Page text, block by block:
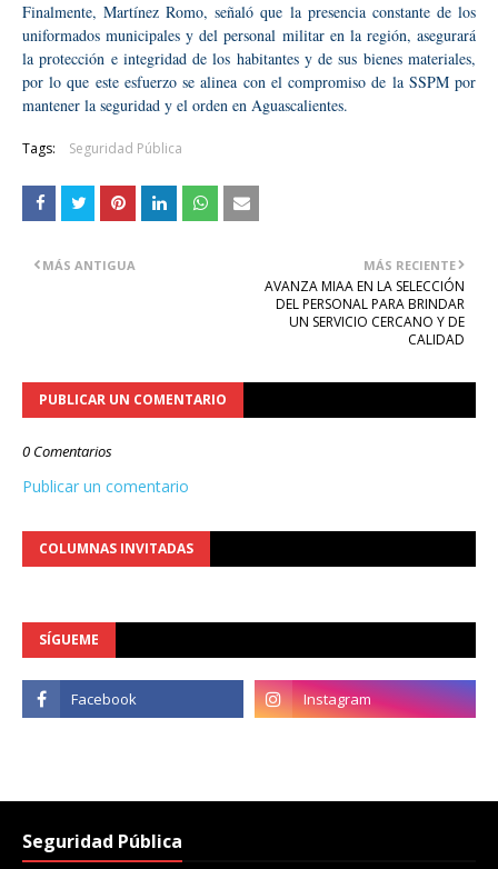
Finalmente, Martínez Romo, señaló que la presencia constante de los
uniformados municipales y del personal militar en la región, asegurará
la protección e integridad de los habitantes y de sus bienes materiales,
por lo que este esfuerzo se alinea con el compromiso de la SSPM por
mantener la seguridad y el orden en Aguascalientes.
Tags: Seguridad Pública
MÁS RECIENTE
AVANZA MIAA EN LA SELECCIÓN
DEL PERSONAL PARA BRINDAR
UN SERVICIO CERCANO Y DE
CALIDAD
MÁS ANTIGUA
PUBLICAR UN COMENTARIO
0 Comentarios
Publicar un comentario
COLUMNAS INVITADAS
SÍGUEME
Seguridad Pública